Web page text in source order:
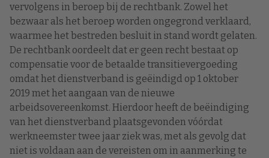
vervolgens in beroep bij de rechtbank. Zowel het
bezwaar als het beroep worden ongegrond verklaard,
waarmee het bestreden besluit in stand wordt gelaten.
De rechtbank oordeelt dat er geen recht bestaat op
compensatie voor de betaalde transitievergoeding
omdat het dienstverband is geëindigd op 1 oktober
2019 met het aangaan van de nieuwe
arbeidsovereenkomst. Hierdoor heeft de beëindiging
van het dienstverband plaatsgevonden vóórdat
werkneemster twee jaar ziek was, met als gevolg dat
niet is voldaan aan de vereisten om in aanmerking te